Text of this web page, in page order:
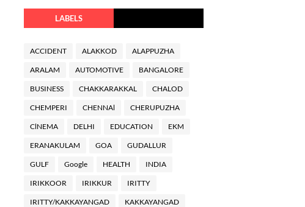
LABELS
ACCIDENT ALAKKOD ALAPPUZHA
ARALAM AUTOMOTIVE BANGALORE
BUSINESS CHAKKARAKKAL CHALOD
CHEMPERI CHENNAl CHERUPUZHA
ClNEMA DELHI EDUCATION EKM
ERANAKULAM GOA GUDALLUR
GULF Google HEALTH INDIA
IRIKKOOR IRIKKUR IRITTY
IRITTY/KAKKAYANGAD KAKKAYANGAD